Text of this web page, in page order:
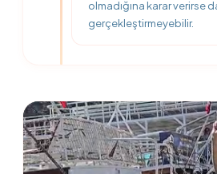
olmadığına karar verirse
gerçekleştirmeyebilir.